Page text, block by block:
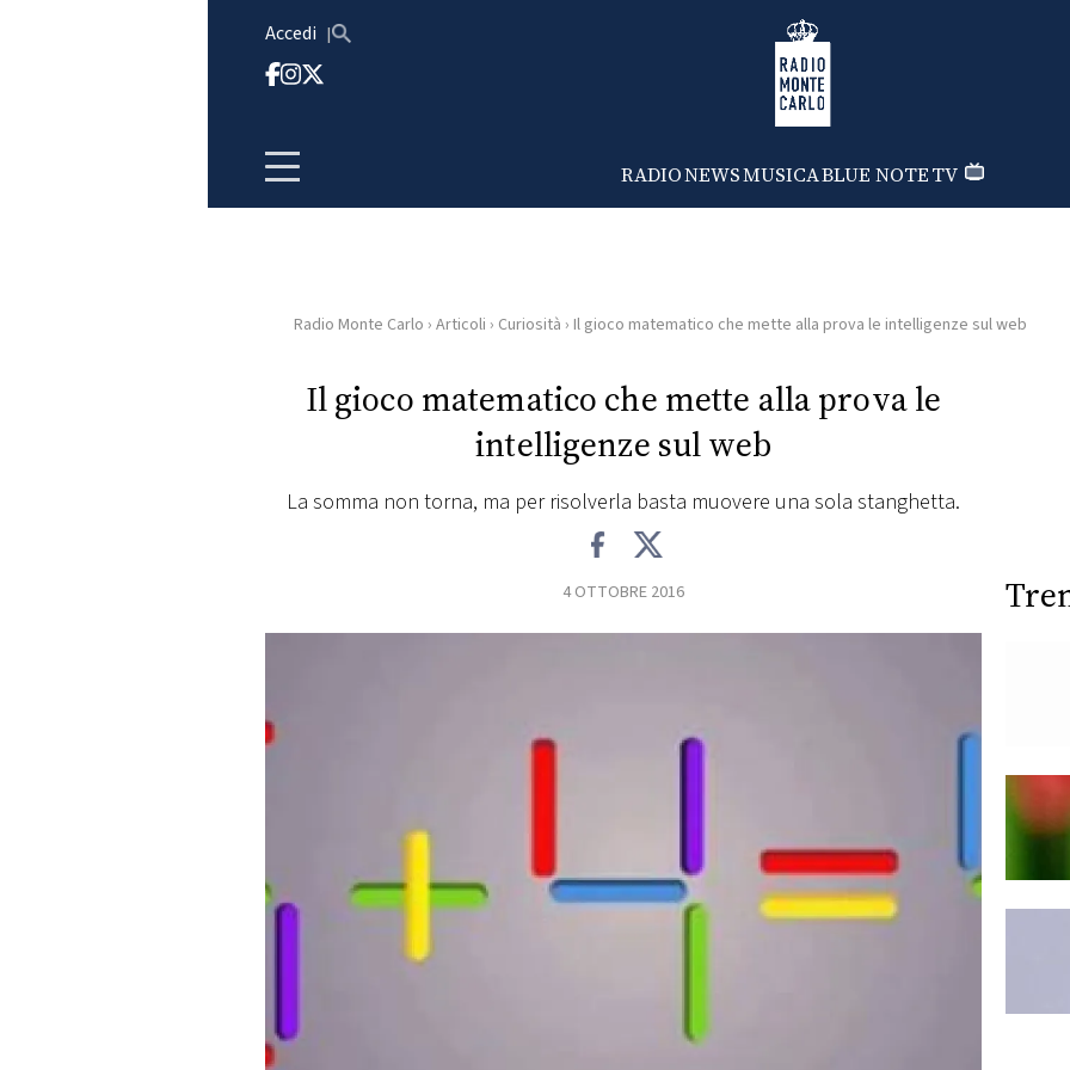
Accedi Radio Monte Carlo
RADIONEWSMUSICABLUE NOTETV
HOME
RADIO
RADIO
NEWS
VIDEO
PRINCIPATO
Radio Monte Carlo › Articoli › Curiosità › Il gioco matematico che mette alla prova le intelligenze sul web
Il gioco matematico che mette alla prova le
intelligenze sul web
La somma non torna, ma per risolverla basta muovere una sola stanghetta.
4 OTTOBRE 2016